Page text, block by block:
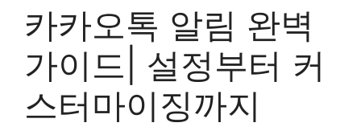
카카오톡 알림 완벽
가이드| 설정부터 커
스터마이징까지